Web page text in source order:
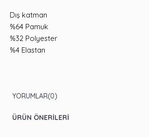
Dış katman
%64 Pamuk
%32 Polyester
%4 Elastan
YORUMLAR(0)
ÜRÜN ÖNERILERI